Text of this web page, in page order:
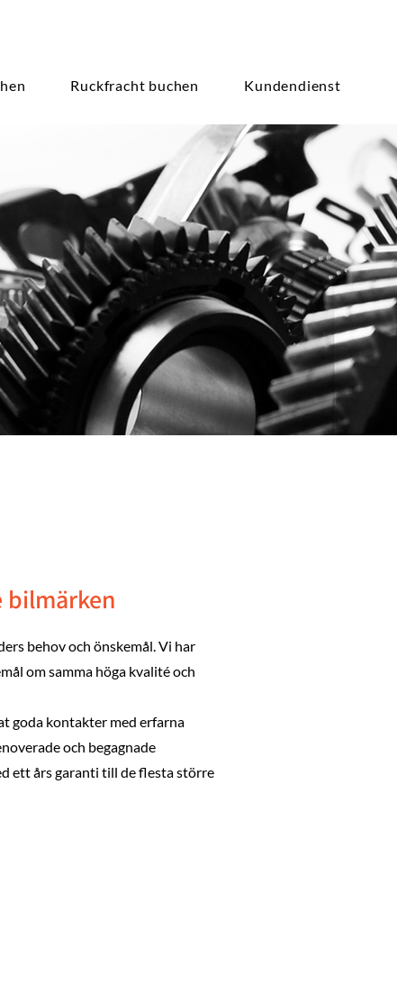
Ruckfracht buchen Kundendienst
bilmärken
behov och önskemål. Vi har
om samma höga kvalité och
goda kontakter med erfarna
och begagnade
ett års garanti till de flesta större